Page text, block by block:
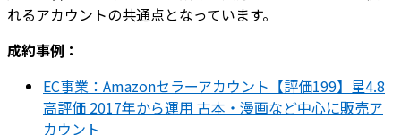
れるアカウントの共通点となっています。
成約事例：
EC事業：Amazonセラーアカウント【評価199】星4.8
高評価 2017年から運用 古本・漫画など中心に販売ア
カウント